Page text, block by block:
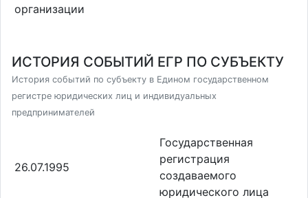
организации
ИСТОРИЯ СОБЫТИЙ ЕГР ПО СУБЪЕКТУ
История событий по субъекту в Едином государственном
регистре юридических лиц и индивидуальных
предпринимателей
26.07.1995
Государственная
регистрация
создаваемого
юридического лица